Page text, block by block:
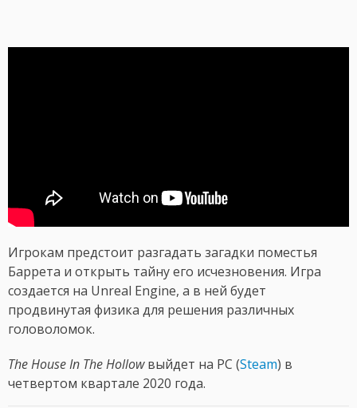
Игрокам предстоит разгадать загадки поместья
Баррета и открыть тайну его исчезновения. Игра
создается на Unreal Engine, а в ней будет
продвинутая физика для решения различных
головоломок.
The House In The Hollowвыйдет на PC (Steam) в
четвертом квартале 2020 года.